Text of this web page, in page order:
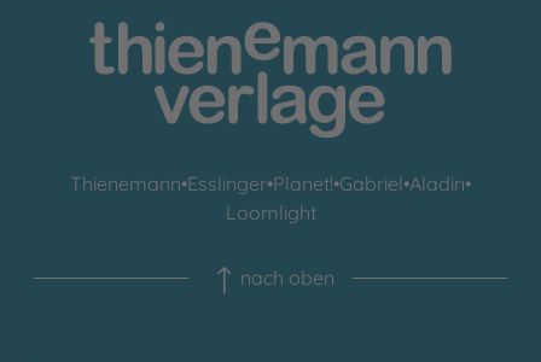
Thienemann•Esslinger•Planet!•Gabriel•Aladin•
Loomlight
nach oben